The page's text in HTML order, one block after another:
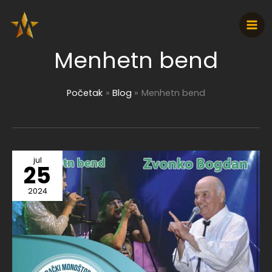
na
sadržaj
Menhetn bend
Početak Blog Menhetn bend
jul
25
2024